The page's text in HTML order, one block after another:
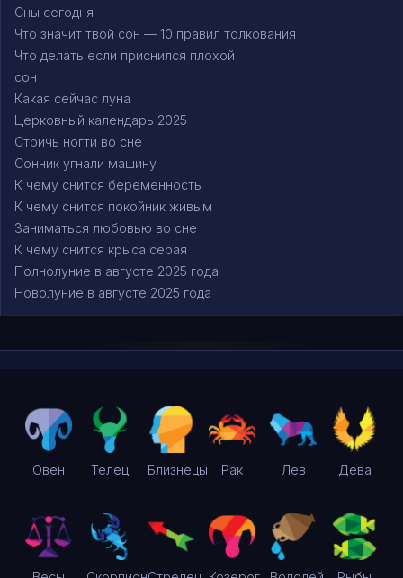
Сны сегодня
Что значит твой сон — 10 правил толкования
Что делать если приснился плохой
сон
Какая сейчас луна
Церковный календарь 2025
Стричь ногти во сне
Сонник угнали машину
К чему снится беременность
К чему снится покойник живым
Заниматься любовью во сне
К чему снится крыса серая
Полнолуние в августе 2025 года
Новолуние в августе 2025 года
Овен Телец Близнецы Рак Лев Дева